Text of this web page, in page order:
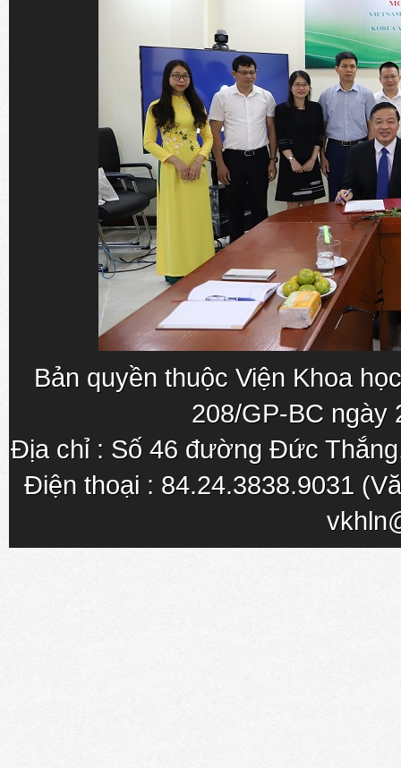
Bản quyền thuộc Viện Khoa
208/GP-BC ngày
Địa chỉ : Số 46 đường Đức
Điện thoại : 84.24.3838.9031